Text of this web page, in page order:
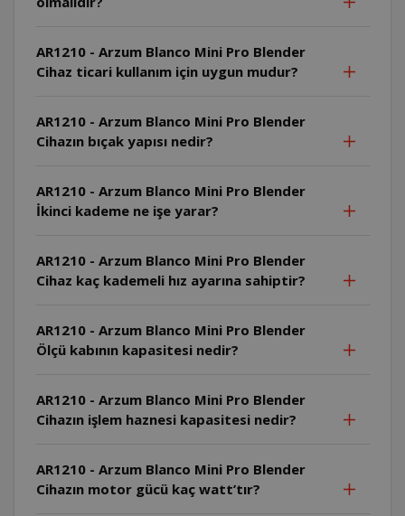
AR1210 - Arzum Blanco Mini Pro Blender
Cihaz ticari kullanım için uygun mudur?
AR1210 - Arzum Blanco Mini Pro Blender
Cihazın bıçak yapısı nedir?
AR1210 - Arzum Blanco Mini Pro Blender
İkinci kademe ne işe yarar?
AR1210 - Arzum Blanco Mini Pro Blender
Cihaz kaç kademeli hız ayarına sahiptir?
AR1210 - Arzum Blanco Mini Pro Blender
Ölçü kabının kapasitesi nedir?
AR1210 - Arzum Blanco Mini Pro Blender
Cihazın işlem haznesi kapasitesi nedir?
AR1210 - Arzum Blanco Mini Pro Blender
Cihazın motor gücü kaç watt’tır?